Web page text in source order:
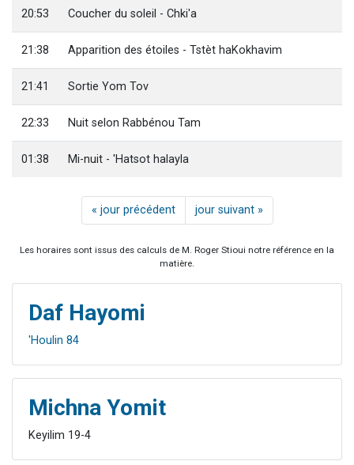
20:53 Coucher du soleil - Chki'a
21:38 Apparition des étoiles - Tstèt haKokhavim
21:41 Sortie Yom Tov
22:33 Nuit selon Rabbénou Tam
01:38 Mi-nuit - 'Hatsot halayla
« jour précédent jour suivant »
Les horaires sont issus des calculs de M. Roger Stioui notre référence en la
matière.
Daf Hayomi
'Houlin 84
Michna Yomit
Keyilim 19-4